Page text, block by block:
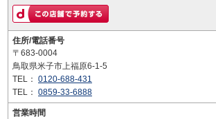
住所/電話番号
〒683-0004
鳥取県米子市上福原6-1-5
TEL： 0120-688-431
TEL： 0859-33-6888
営業時間